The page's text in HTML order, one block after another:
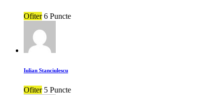
Ofiter 6 Puncte
Iulian Stanciulescu
Ofiter 5 Puncte